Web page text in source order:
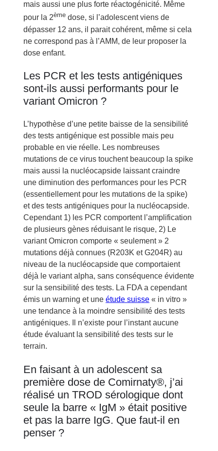
mais aussi une plus forte réactogénicité. Même
pour la 2ème dose, si l’adolescent viens de
dépasser 12 ans, il parait cohérent, même si cela
ne correspond pas à l’AMM, de leur proposer la
dose enfant.
Les PCR et les tests antigéniques
sont-ils aussi performants pour le
variant Omicron ?
L’hypothèse d’une petite baisse de la sensibilité
des tests antigénique est possible mais peu
probable en vie réelle. Les nombreuses
mutations de ce virus touchent beaucoup la spike
mais aussi la nucléocapside laissant craindre
une diminution des performances pour les PCR
(essentiellement pour les mutations de la spike)
et des tests antigéniques pour la nucléocapside.
Cependant 1) les PCR comportent l’amplification
de plusieurs gènes réduisant le risque, 2) Le
variant Omicron comporte « seulement » 2
mutations déjà connues (R203K et G204R) au
niveau de la nucléocapside que comportaient
déjà le variant alpha, sans conséquence évidente
sur la sensibilité des tests. La FDA a cependant
émis un warning et une étude suisse « in vitro »
une tendance à la moindre sensibilité des tests
antigéniques. Il n’existe pour l’instant aucune
étude évaluant la sensibilité des tests sur le
terrain.
En faisant à un adolescent sa
première dose de Comirnaty®, j’ai
réalisé un TROD sérologique dont
seule la barre « IgM » était positive
et pas la barre IgG. Que faut-il en
penser ?